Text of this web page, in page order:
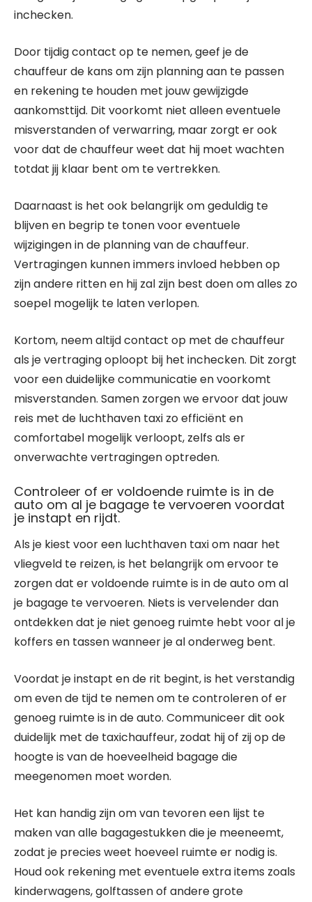
inchecken.
Door tijdig contact op te nemen, geef je de
chauffeur de kans om zijn planning aan te passen
en rekening te houden met jouw gewijzigde
aankomsttijd. Dit voorkomt niet alleen eventuele
misverstanden of verwarring, maar zorgt er ook
voor dat de chauffeur weet dat hij moet wachten
totdat jij klaar bent om te vertrekken.
Daarnaast is het ook belangrijk om geduldig te
blijven en begrip te tonen voor eventuele
wijzigingen in de planning van de chauffeur.
Vertragingen kunnen immers invloed hebben op
zijn andere ritten en hij zal zijn best doen om alles zo
soepel mogelijk te laten verlopen.
Kortom, neem altijd contact op met de chauffeur
als je vertraging oploopt bij het inchecken. Dit zorgt
voor een duidelijke communicatie en voorkomt
misverstanden. Samen zorgen we ervoor dat jouw
reis met de luchthaven taxi zo efficiënt en
comfortabel mogelijk verloopt, zelfs als er
onverwachte vertragingen optreden.
Controleer of er voldoende ruimte is in de
auto om al je bagage te vervoeren voordat
je instapt en rijdt.
Als je kiest voor een luchthaven taxi om naar het
vliegveld te reizen, is het belangrijk om ervoor te
zorgen dat er voldoende ruimte is in de auto om al
je bagage te vervoeren. Niets is vervelender dan
ontdekken dat je niet genoeg ruimte hebt voor al je
koffers en tassen wanneer je al onderweg bent.
Voordat je instapt en de rit begint, is het verstandig
om even de tijd te nemen om te controleren of er
genoeg ruimte is in de auto. Communiceer dit ook
duidelijk met de taxichauffeur, zodat hij of zij op de
hoogte is van de hoeveelheid bagage die
meegenomen moet worden.
Het kan handig zijn om van tevoren een lijst te
maken van alle bagagestukken die je meeneemt,
zodat je precies weet hoeveel ruimte er nodig is.
Houd ook rekening met eventuele extra items zoals
kinderwagens, golftassen of andere grote